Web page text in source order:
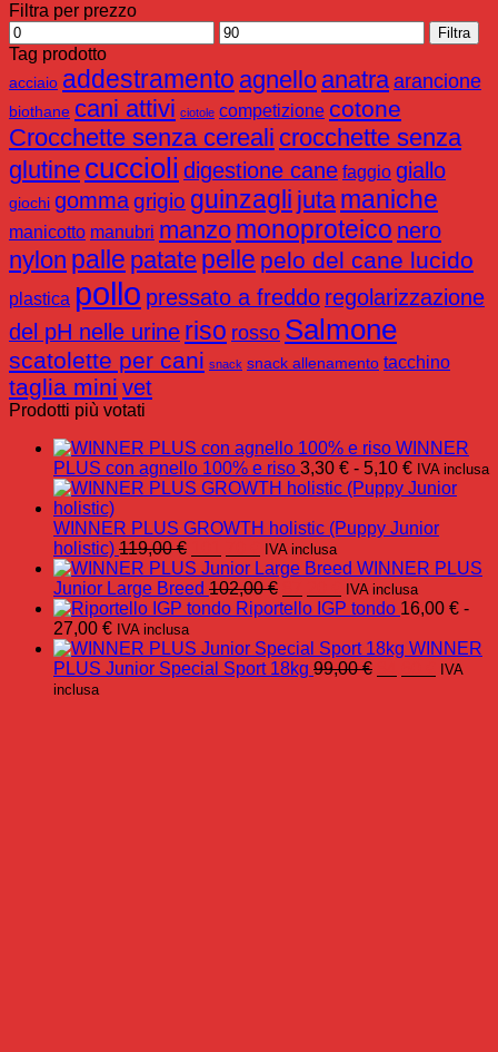
Filtra per prezzo
Prezzo
Min
Prezzo
Max
Filtra
Tag prodotto
acciaio addestramento agnello anatra arancione
biothane cani attivi ciotole competizione cotone
Crocchette senza cereali crocchette senza
glutine cuccioli digestione cane faggio giallo
giochi gommagrigio guinzagli juta maniche
manicotto manubri manzo monoproteico nero
nylon palle patate pelle pelo del cane lucido
plastica pollo pressato a freddo regolarizzazione
del pH nelle urine riso rosso Salmone
scatolette per cani snack snack allenamento tacchino
taglia mini vet
Prodotti più votati
WINNER
PLUS con agnello 100% e riso 3,30 € - 5,10 €Fascia
di
da
a
5,10 €
IVA inclusa
WINNER PLUS GROWTH holistic (Puppy Junior
holistic) 119,00€
prezzo
originale
era:
Il
prezzo
attuale
è:
IVA inclusa
WINNER PLUS
Junior Large Breed 102,00€
prezzo
era:
102,00 €.
Il
prezzo
è:
87,20 €.
IVA inclusa
Riportello IGP tondo 16,00 € -
27,00 €Fascia
di
prezzo:
IVA inclusa
WINNER
PLUS Junior Special Sport 18kg 99,00€
IlIVA
inclusa